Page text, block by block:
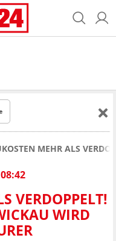
MEHR ALS
VERDOPPELT!
WIRD